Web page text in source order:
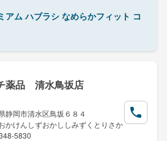
アム ハブラシ なめらかフィット コ
薬品 清水鳥坂店
静岡市清水区鳥坂６８４
かけんしずおかししみずくとりさか
5830